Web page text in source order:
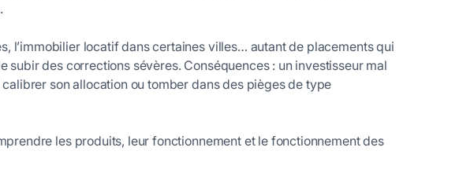
l’immobilier locatif dans certaines villes… autant de placements qui
subir des corrections sévères. Conséquences : un investisseur mal
son allocation ou tomber dans des pièges de type
les produits, leur fonctionnement et le fonctionnement des